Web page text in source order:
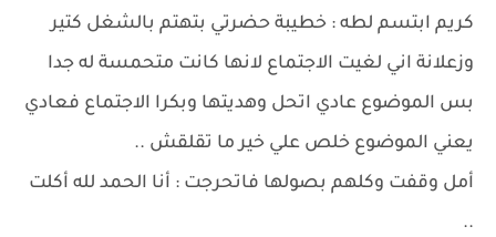
كريم ابتسم لطه : خطيبة حضرتي بتهتم بالشغل كتير
وزعلانة اني لغيت الاجتماع لانها كانت متحمسة له جدا
بس الموضوع عادي اتحل وهديتها وبكرا الاجتماع فعادي
يعني الموضوع خلص علي خير ما تقلقش ..
أمل وقفت وكلهم بصولها فاتحرجت : أنا الحمد لله أكلت
..